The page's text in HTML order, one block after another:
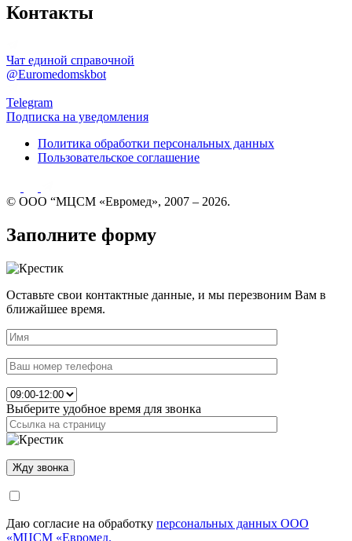
Контакты
Чат единой справочной
@Euromedomskbot
Telegram
Подписка на уведомления
Политика обработки персональных данных
Пользовательское соглашение
© ООО “МЦСМ «Евромед», 2007 – 2026.
Заполните форму
Оставьте свои контактные данные, и мы перезвоним Вам в
ближайшее время.
Выберите удобное время для звонка
Даю согласие на обработку персональных данных ООО
«МЦСМ «Евромед.